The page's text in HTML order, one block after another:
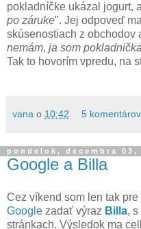
pokladníčke ukázal jogurt,
po záruke". Jej odpoveď
skúsenostiach z obchodov
nemám, ja som
Tak to hovorím vpredu, na
vana o 10:42 5
pondelok, decembra 03,
Google a Billa
Cez víkend som len tak
Google zadať výraz Billa,
stránkach. Výsledok ma